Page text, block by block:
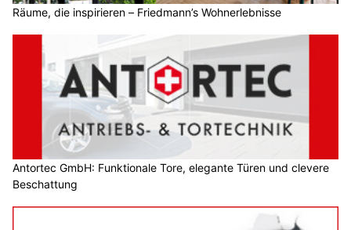
Räume, die inspirieren – Friedmann’s Wohnerlebnisse
Antortec GmbH: Funktionale Tore, elegante Türen und clevere
Beschattung